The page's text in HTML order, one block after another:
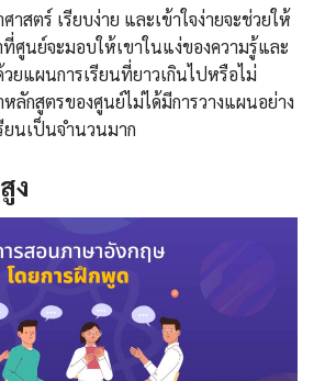
าสตร์ เรียบง่าย และเข้าใจง่ายจะช่วยให้
ศูนย์จะมอบให้เขาในแง่ของความรู้และ
ยแผนการเรียนที่ยาวเกินไปหรือไม่
ลักสูตรของศูนย์ไม่ได้มีการวางแผนอย่าง
ยนเป็นจำนวนมาก
ง